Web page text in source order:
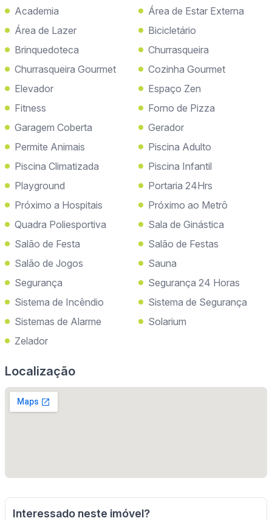
Academia
Área de Estar Externa
Área de Lazer
Bicicletário
Brinquedoteca
Churrasqueira
Churrasqueira Gourmet
Cozinha Gourmet
Elevador
Espaço Zen
Fitness
Forno de Pizza
Garagem Coberta
Gerador
Permite Animais
Piscina Adulto
Piscina Climatizada
Piscina Infantil
Playground
Portaria 24Hrs
Próximo a Hospitais
Próximo ao Metrô
Quadra Poliesportiva
Sala de Ginástica
Salão de Festa
Salão de Festas
Salão de Jogos
Sauna
Segurança
Segurança 24 Horas
Sistema de Incêndio
Sistema de Segurança
Sistemas de Alarme
Solarium
Zelador
Localização
Interessado neste imóvel?